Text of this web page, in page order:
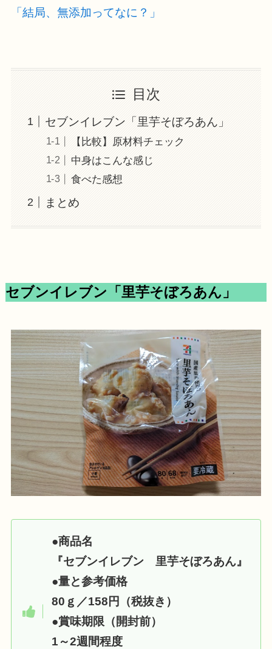
「結局、無添加ってなに？」
目次
セブンイレブン「里芋そぼろあん」
【比較】原材料チェック
中身はこんな感じ
食べた感想
まとめ
セブンイレブン「里芋そぼろあん」
●商品名
『セブンイレブン 里芋そぼろあん』
●量と参考価格
80ｇ／158円（税抜き）
●賞味期限（開封前）
1～2週間程度